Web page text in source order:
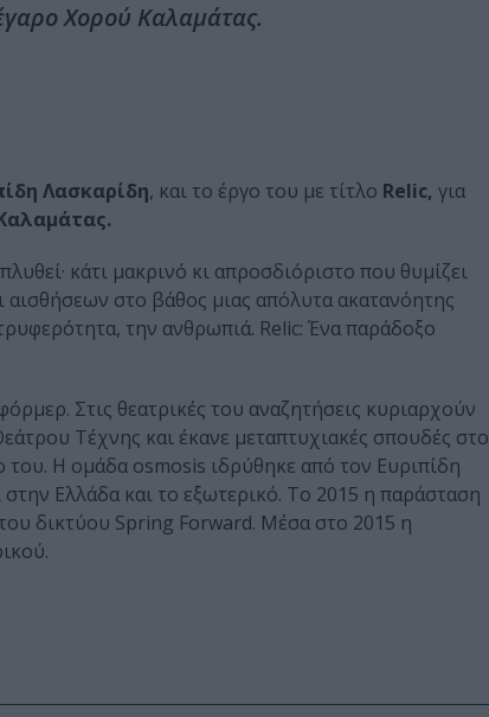
Χορού Καλαμάτας.
Λασκαρίδη, και το έργο του με τίτλο Relic, για
κάτι μακρινό κι απροσδιόριστο που θυμίζει
στο βάθος μιας απόλυτα ακατανόητης
την ανθρωπιά. Relic: Ένα παράδοξο
Στις θεατρικές του αναζητήσεις κυριαρχούν
Τέχνης και έκανε μεταπτυχιακές σπουδές στο
του. Η ομάδα osmosis ιδρύθηκε από τον Ευριπίδη
Ελλάδα και το εξωτερικό. Το 2015 η παράσταση
δικτύου Spring Forward. Μέσα στο 2015 η